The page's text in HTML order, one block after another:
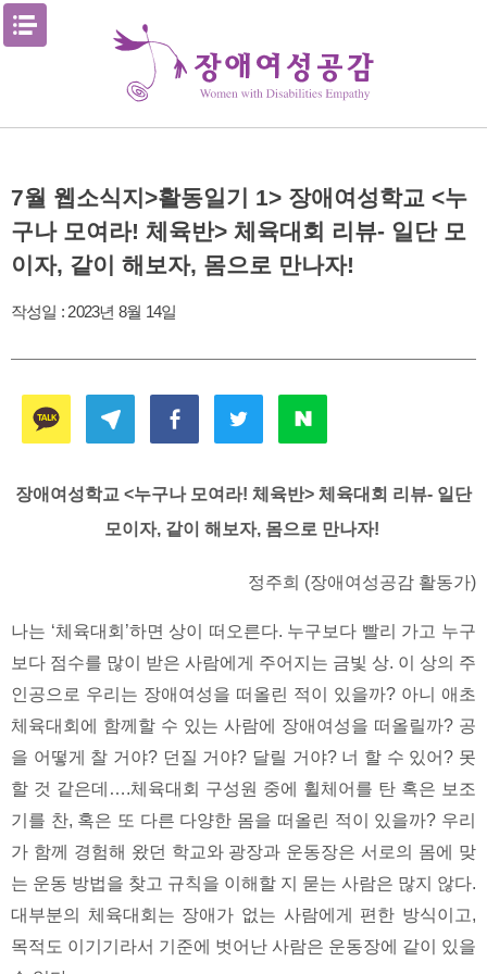
Skip
7월 웹소식지>활동일기 1> 장애여성학교 <누
구나 모여라! 체육반> 체육대회 리뷰- 일단 모
이자, 같이 해보자, 몸으로 만나자!
작성일 : 2023년 8월 14일
장애여성학교 <누구나 모여라! 체육반> 체육대회 리뷰- 일단
모이자, 같이 해보자, 몸으로 만나자!
정주희 (장애여성공감 활동가)
나는 ‘체육대회’하면 상이 떠오른다. 누구보다 빨리 가고 누구
보다 점수를 많이 받은 사람에게 주어지는 금빛 상. 이 상의 주
인공으로 우리는 장애여성을 떠올린 적이 있을까? 아니 애초
체육대회에 함께할 수 있는 사람에 장애여성을 떠올릴까? 공
을 어떻게 찰 거야? 던질 거야? 달릴 거야? 너 할 수 있어? 못
할 것 같은데….체육대회 구성원 중에 휠체어를 탄 혹은 보조
기를 찬, 혹은 또 다른 다양한 몸을 떠올린 적이 있을까? 우리
가 함께 경험해 왔던 학교와 광장과 운동장은 서로의 몸에 맞
는 운동 방법을 찾고 규칙을 이해할 지 묻는 사람은 많지 않다.
대부분의 체육대회는 장애가 없는 사람에게 편한 방식이고,
목적도 이기기라서 기준에 벗어난 사람은 운동장에 같이 있을